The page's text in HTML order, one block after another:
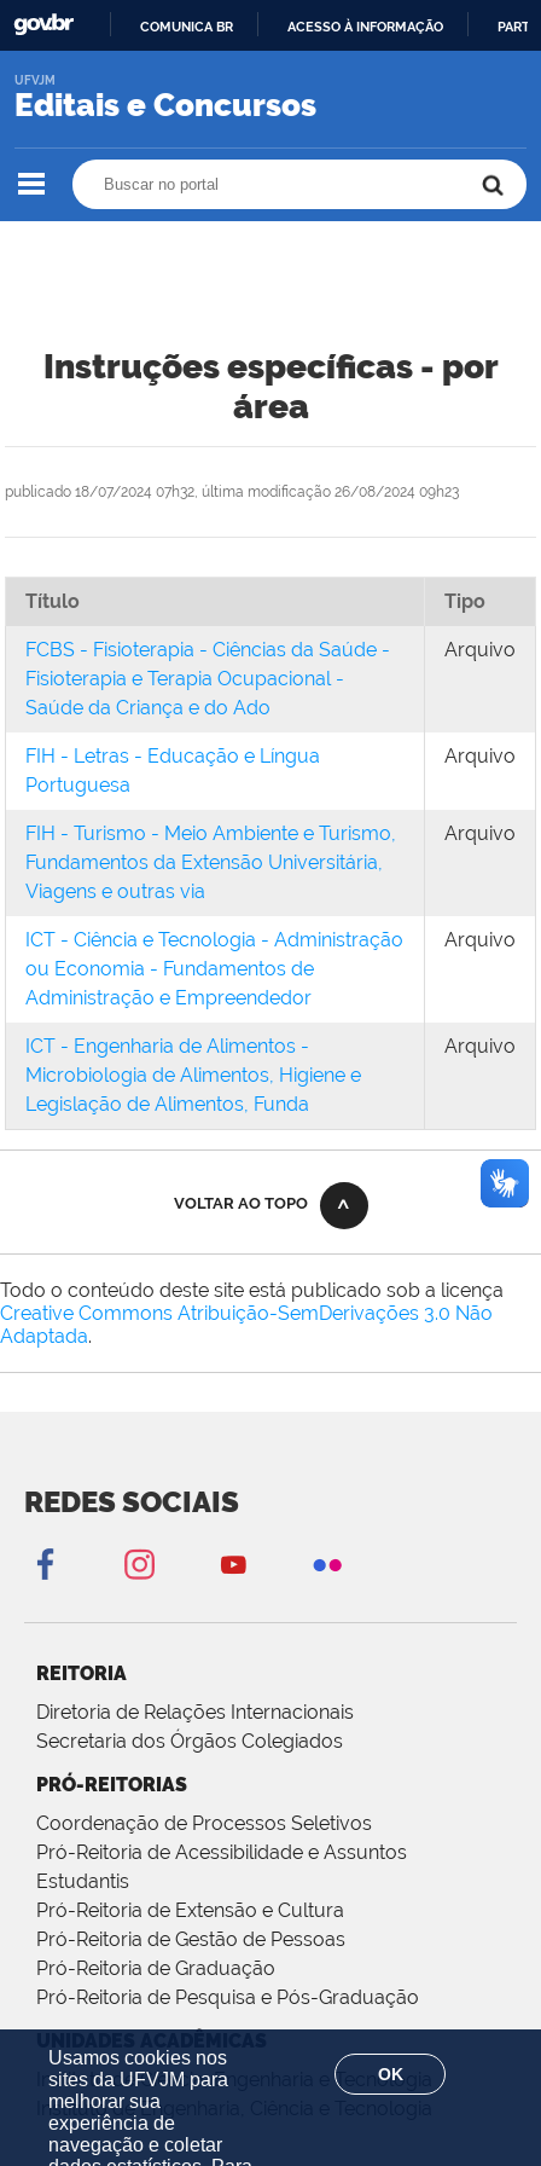
Usamos cookies nos
sites da UFVJM para
melhorar sua
experiência de
navegação e coletar
OK
O
COMUNICA BR ACESSO À INFORMAÇÃO
Editais e Concursos
UFVJM
Instruções específicas - por
área
publicado 18/07/2024 07h32, última modificação 26/08/2024 09h23
Título Tipo
FCBS - Fisioterapia - Ciências da Saúde -
Fisioterapia e Terapia Ocupacional -
Saúde da Criança e do Ado
Arquivo
FIH - Letras - Educação e Língua
Portuguesa
Arquivo
FIH - Turismo - Meio Ambiente e Turismo,
Fundamentos da Extensão Universitária,
Viagens e outras via
Arquivo
ICT - Ciência e Tecnologia - Administração
ou Economia - Fundamentos de
Administração e Empreendedor
Arquivo
ICT - Engenharia de Alimentos -
Microbiologia de Alimentos, Higiene e
Legislação de Alimentos, Funda
Arquivo
VOLTAR AO TOPO
Todo o conteúdo deste site está publicado sob a licença
Creative Commons Atribuição-SemDerivações 3.0 Não
Adaptada.
REDES SOCIAIS
REITORIA
Diretoria de Relações Internacionais
Secretaria dos Órgãos Colegiados
PRÓ-REITORIAS
Coordenação de Processos Seletivos
Pró-Reitoria de Acessibilidade e Assuntos
Estudantis
Pró-Reitoria de Extensão e Cultura
Pró-Reitoria de Gestão de Pessoas
Pró-Reitoria de Graduação
Pró-Reitoria de Pesquisa e Pós-Graduação
Instituto de Ciência, Engenharia e Tecnologia
Instituto de Engenharia, Ciência e Tecnologia